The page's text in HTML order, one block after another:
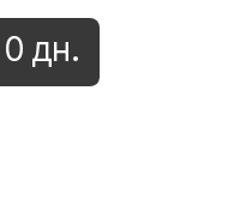
0 дн.